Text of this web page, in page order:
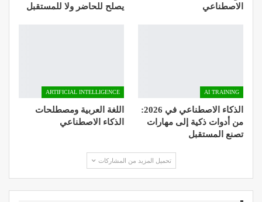
الاصطناعي
يصلح للحاضر ولا للمستقبل
AI TRAINING
الذكاء الاصطناعي في 2026:
من أدوات ذكية إلى مهارات
تصنع المستقبل
ARTIFICIAL INTELLIGENCE
اللغة العربية ومصطلحات
الذكاء الاصطناعي
تحميل المزيد من المشاركات